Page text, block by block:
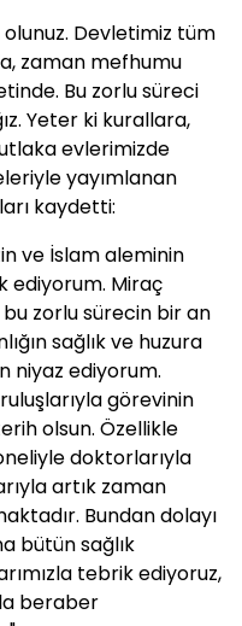
Devletimiz tüm
zaman mefhumu
Bu zorlu süreci
Yeter ki kurallara,
evlerimizde
yayımlanan
kaydetti:
ve İslam aleminin
ediyorum. Miraç
bu zorlu sürecin bir an
sağlık ve huzura
niyaz ediyorum.
görevinin
olsun. Özellikle
doktorlarıyla
artık zaman
Bundan dolayı
bütün sağlık
tebrik ediyoruz,
beraber